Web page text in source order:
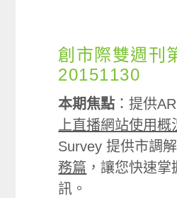
創市際雙週刊
20151130
本期焦點 ：提供
上直播網站使用概
Survey 提供市調
務篇 ，讓您快速
訊。